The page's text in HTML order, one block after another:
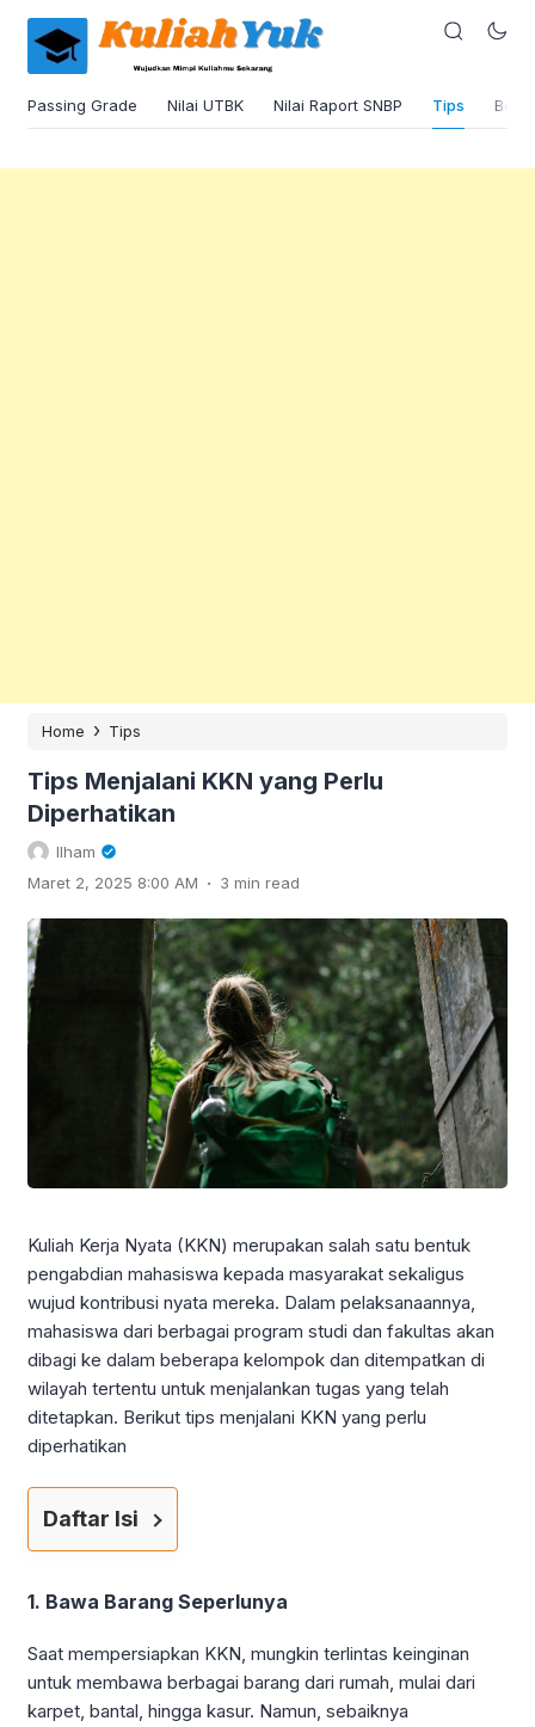
Passing Grade Nilai UTBK Nilai Raport SNBP Tips
Home › Tips
Tips Menjalani KKN yang Perlu
Diperhatikan
Ilham
Maret 2, 2025 8:00 AM . 3 min read
Kuliah Kerja Nyata (KKN) merupakan salah satu bentuk
pengabdian mahasiswa kepada masyarakat sekaligus
wujud kontribusi nyata mereka. Dalam pelaksanaannya,
mahasiswa dari berbagai program studi dan fakultas akan
dibagi ke dalam beberapa kelompok dan ditempatkan di
wilayah tertentu untuk menjalankan tugas yang telah
ditetapkan. Berikut tips menjalani KKN yang perlu
diperhatikan
Daftar Isi
1. Bawa Barang Seperlunya
Saat mempersiapkan KKN, mungkin terlintas keinginan
untuk membawa berbagai barang dari rumah, mulai dari
karpet, bantal, hingga kasur. Namun, sebaiknya